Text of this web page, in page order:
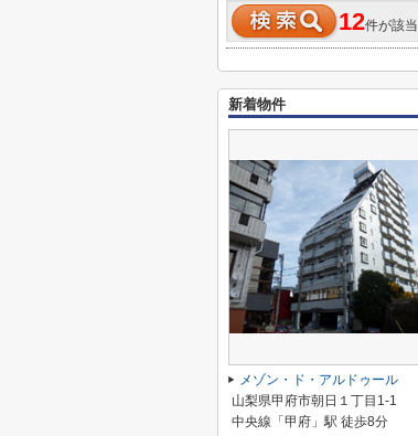
12件が該当
新着物件
メゾン・ド・アルドゥール
山梨県甲府市朝日１丁目1-1
中央線「甲府」駅 徒歩8分